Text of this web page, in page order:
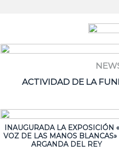
ACTIVIDAD DE LA
INAUGURADA LA EXPOSICIÓN
VOZ DE LAS MANOS BLANCAS»
ARGANDA DEL REY